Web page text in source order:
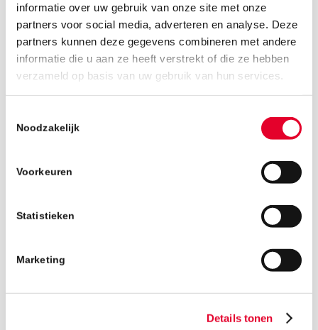
informatie over uw gebruik van onze site met onze
partners voor social media, adverteren en analyse. Deze
partners kunnen deze gegevens combineren met andere
informatie die u aan ze heeft verstrekt of die ze hebben
verzameld op basis van uw gebruik van hun services.
Noodzakelijk
Voorkeuren
Statistieken
Marketing
Details tonen
19 november 2025